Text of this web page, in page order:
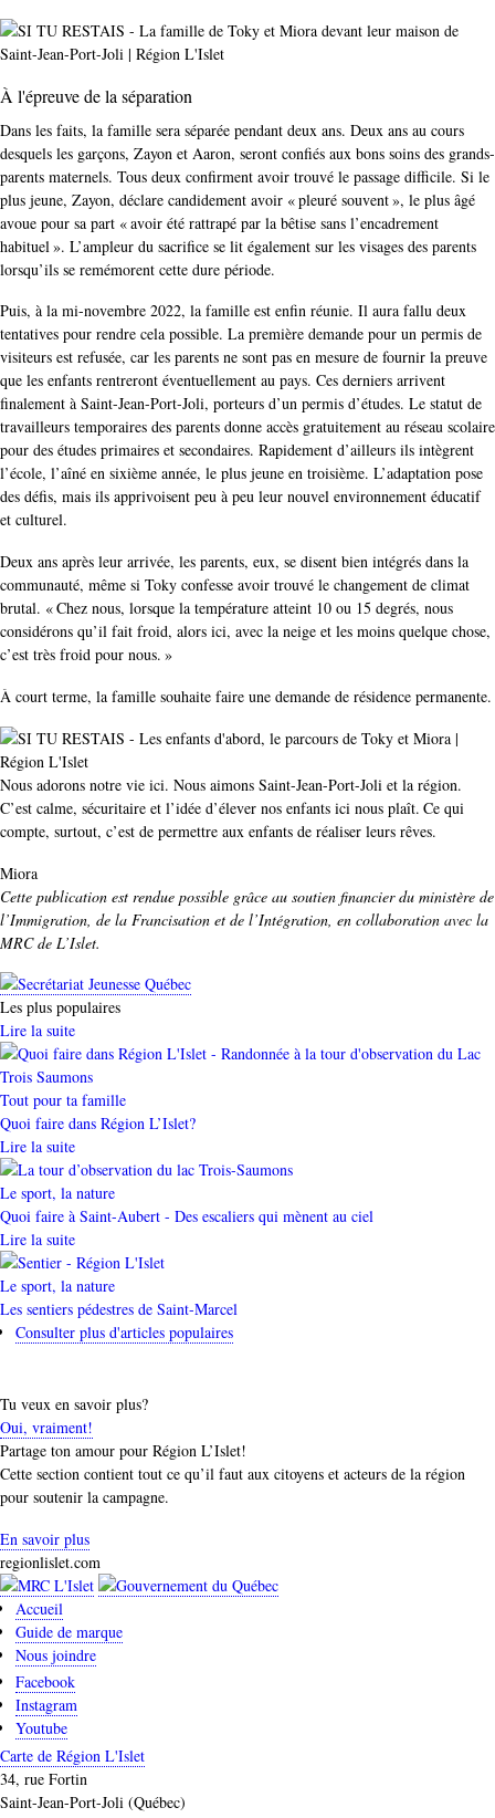
À l'épreuve de la séparation
Dans les faits, la famille sera séparée pendant deux ans. Deux ans au cours
desquels les garçons, Zayon et Aaron, seront confiés aux bons soins des grands-
parents maternels. Tous deux confirment avoir trouvé le passage difficile. Si le
plus jeune, Zayon, déclare candidement avoir « pleuré souvent », le plus âgé
avoue pour sa part « avoir été rattrapé par la bêtise sans l’encadrement
habituel ». L’ampleur du sacrifice se lit également sur les visages des parents
lorsqu’ils se remémorent cette dure période.
Puis, à la mi-novembre 2022, la famille est enfin réunie. Il aura fallu deux
tentatives pour rendre cela possible. La première demande pour un permis de
visiteurs est refusée, car les parents ne sont pas en mesure de fournir la preuve
que les enfants rentreront éventuellement au pays. Ces derniers arrivent
finalement à Saint-Jean-Port-Joli, porteurs d’un permis d’études. Le statut de
travailleurs temporaires des parents donne accès gratuitement au réseau scolaire
pour des études primaires et secondaires. Rapidement d’ailleurs ils intègrent
l’école, l’aîné en sixième année, le plus jeune en troisième. L’adaptation pose
des défis, mais ils apprivoisent peu à peu leur nouvel environnement éducatif
et culturel.
Deux ans après leur arrivée, les parents, eux, se disent bien intégrés dans la
communauté, même si Toky confesse avoir trouvé le changement de climat
brutal. « Chez nous, lorsque la température atteint 10 ou 15 degrés, nous
considérons qu’il fait froid, alors ici, avec la neige et les moins quelque chose,
c’est très froid pour nous. »
À court terme, la famille souhaite faire une demande de résidence permanente.
Nous adorons notre vie ici. Nous aimons Saint-Jean-Port-Joli et la région.
C’est calme, sécuritaire et l’idée d’élever nos enfants ici nous plaît. Ce qui
compte, surtout, c’est de permettre aux enfants de réaliser leurs rêves.
Auteur
Miora
Cette publication est rendue possible grâce au soutien financier du ministère de
l’Immigration, de la Francisation et de l’Intégration, en collaboration avec la
MRC de L’Islet.
Les plus populaires
Lire la suite
Catégorie
Tout pour ta famille
Quoi faire dans Région L’Islet?
Lire la suite
Catégorie
Le sport, la nature
Quoi faire à Saint-Aubert - Des escaliers qui mènent au ciel
Lire la suite
Catégorie
Le sport, la nature
Les sentiers pédestres de Saint-Marcel
Consulter plus d'articles populaires
Tu veux en savoir plus?
Oui, vraiment!
Partage ton amour pour Région L’Islet!
Cette section contient tout ce qu’il faut aux citoyens et acteurs de la région
pour soutenir la campagne.
En savoir plus
regionlislet.com
Accueil
Guide de marque
Nous joindre
Facebook
Instagram
Youtube
Carte de Région L'Islet
34, rue Fortin
Saint-Jean-Port-Joli (Québec)